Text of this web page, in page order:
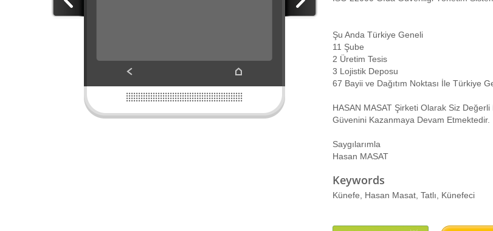
Şu Anda Türkiye Geneli
11 Şube
2 Üretim Tesis
3 Lojistik Deposu
67 Bayii ve Dağıtım Noktası İle Türkiye
HASAN MASAT Şirketi Olarak Siz
Güvenini Kazanmaya Devam Etmektedir.
Saygılarımla
Hasan MASAT
Keywords
Künefe, Hasan Masat, Tatlı, Künefeci